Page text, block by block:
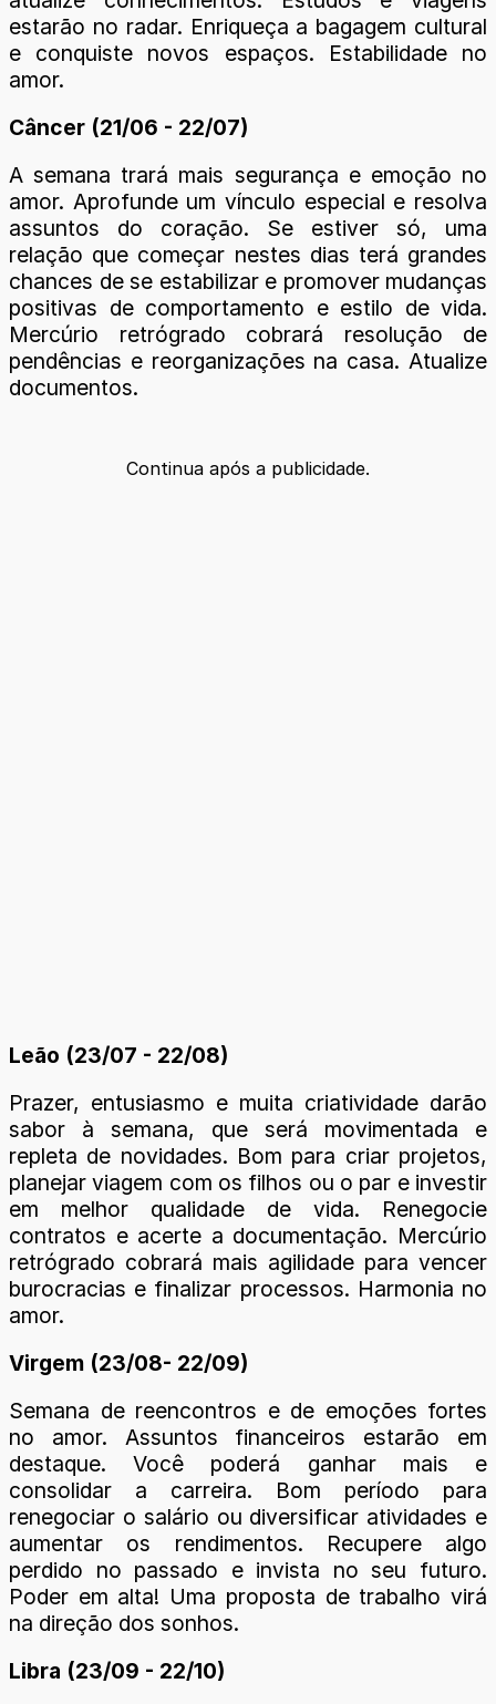
estarão no radar. Enriqueça a bagagem cultural
e conquiste novos espaços. Estabilidade no
amor.
Câncer (21/06 - 22/07)
A semana trará mais segurança e emoção no
amor. Aprofunde um vínculo especial e resolva
assuntos do coração. Se estiver só, uma
relação que começar nestes dias terá grandes
chances de se estabilizar e promover mudanças
positivas de comportamento e estilo de vida.
Mercúrio retrógrado cobrará resolução de
pendências e reorganizações na casa. Atualize
documentos.
Continua após a publicidade.
Leão (23/07 - 22/08)
Prazer, entusiasmo e muita criatividade darão
sabor à semana, que será movimentada e
repleta de novidades. Bom para criar projetos,
planejar viagem com os filhos ou o par e investir
em melhor qualidade de vida. Renegocie
contratos e acerte a documentação. Mercúrio
retrógrado cobrará mais agilidade para vencer
burocracias e finalizar processos. Harmonia no
amor.
Virgem (23/08- 22/09)
Semana de reencontros e de emoções fortes
no amor. Assuntos financeiros estarão em
destaque. Você poderá ganhar mais e
consolidar a carreira. Bom período para
renegociar o salário ou diversificar atividades e
aumentar os rendimentos. Recupere algo
perdido no passado e invista no seu futuro.
Poder em alta! Uma proposta de trabalho virá
na direção dos sonhos.
Libra (23/09 - 22/10)